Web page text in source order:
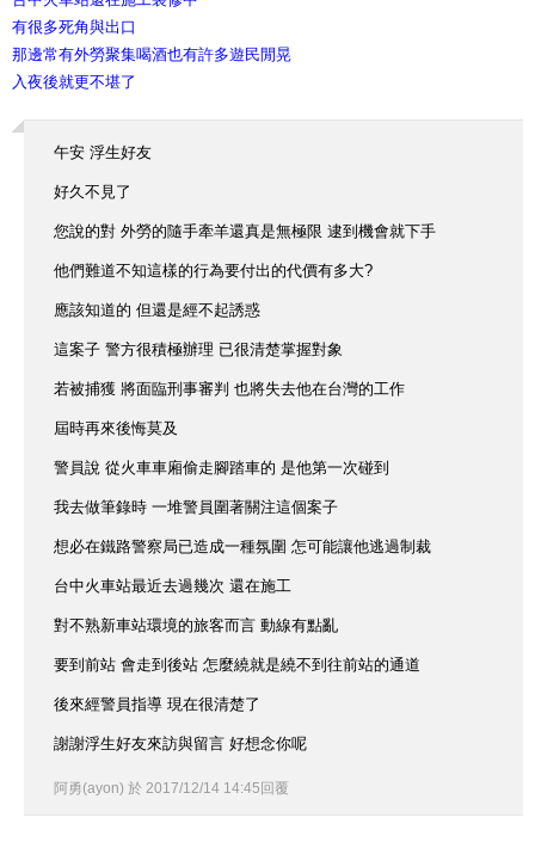
有很多死角與出口
那邊常有外勞聚集喝酒也有許多遊民閒晃
入夜後就更不堪了
午安 浮生好友
好久不見了
您說的對 外勞的隨手牽羊還真是無極限 逮到機會就下手
他們難道不知這樣的行為要付出的代價有多大?
應該知道的 但還是經不起誘惑
這案子 警方很積極辦理 已很清楚掌握對象
若被捕獲 將面臨刑事審判 也將失去他在台灣的工作
屆時再來後悔莫及
警員說 從火車車廂偷走腳踏車的 是他第一次碰到
我去做筆錄時 一堆警員圍著關注這個案子
想必在鐵路警察局已造成一種氛圍 怎可能讓他逃過制裁
台中火車站最近去過幾次 還在施工
對不熟新車站環境的旅客而言 動線有點亂
要到前站 會走到後站 怎麼繞就是繞不到往前站的通道
後來經警員指導 現在很清楚了
謝謝浮生好友來訪與留言 好想念你呢
阿勇(ayon) 於 2017/12/14 14:45回覆